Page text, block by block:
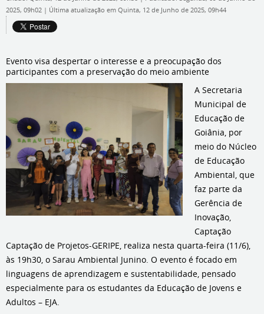
2025, 09h02 | Última atualização em Quinta, 12 de Junho de 2025, 09h44
Evento visa despertar o interesse e a preocupação dos
participantes com a preservação do meio ambiente
A Secretaria
Municipal de
Educação de
Goiânia, por
meio do Núcleo
de Educação
Ambiental, que
faz parte da
Gerência de
Inovação,
Captação
Captação de Projetos-GERIPE, realiza nesta quarta-feira (11/6),
às 19h30, o Sarau Ambiental Junino. O evento é focado em
linguagens de aprendizagem e sustentabilidade, pensado
especialmente para os estudantes da Educação de Jovens e
Adultos – EJA.